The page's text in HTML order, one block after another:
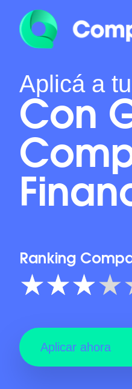
Aplicá a
Con
Ranking
Aplicar ahora